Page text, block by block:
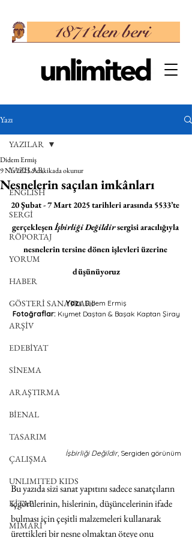
Yazı
YAZILAR
ENGLISH
SERGİ
RÖPORTAJ
YORUM
HABER
GÖSTERİ SANATLARI
ARŞİV
EDEBİYAT
SİNEMA
ARAŞTIRMA
BİENAL
TASARIM
ÇALIŞMA
UNLIMITED KIDS
KİTAP
MİMARİ
YAZILAR
Nesnelerin saçılan imkânları
Didem Ermiş
9 Nis 20259 dakikada okunur
20 Şubat - 7 Mart 2025 tarihleri arasında 5533’te
gerçekleşen İşbirliği Değildir sergisi aracılığıyla
nesnelerin tersine dönen işlevleri üzerine
düşünüyoruz
Yazı: Didem Ermiş
Fotoğraflar: Kıymet Daştan & Başak Kaptan Şiray
İşbirliği Değildir, Sergiden görünüm
Bu yazıda sizi sanat yapıtını sadece sanatçıların
içgörülerinin, hislerinin, düşüncelerinin ifade
bulması için çeşitli malzemeleri kullanarak
ürettikleri bir nesne olmaktan öteye onu